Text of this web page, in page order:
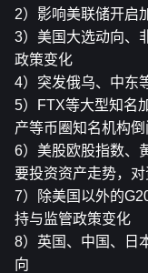
2）影响美联储开启
3）美国大选动向、
政策变化
4）突发俄乌、中东
5）FTX等大型知名
产等币圈知名机构倒
6）美股欧股指数、
要投资资产走势，
7）除美国以外的
持与监管政策变化
8）英国、中国、日
向